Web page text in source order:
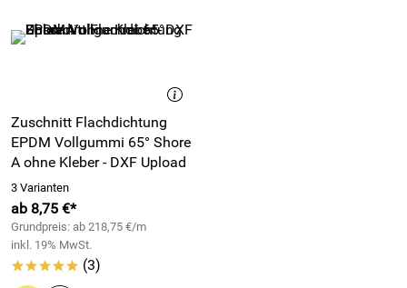
Zuschnitt Flachdichtung
EPDM Vollgummi 65° Shore
A ohne Kleber - DXF Upload
3 Varianten
ab 8,75 €*
Grundpreis: ab 218,75 €/m
inkl. 19% MwSt.
***** (3)